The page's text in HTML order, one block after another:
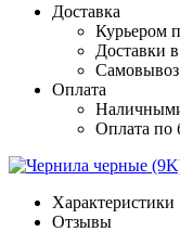
Доставка
Курьером
Доставки
Самовывоз
Оплата
Оплата по
Характеристики
Отзывы